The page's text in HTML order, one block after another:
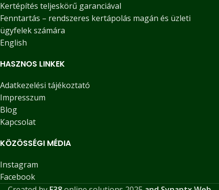
Kertépítés teljeskörű garanciával
Fenntartás – rendszeres kertápolás magán és üzleti
ügyfelek számára
English
HASZNOS LINKEK
Adatkezelési tájékoztató
Impresszum
Blog
Kapcsolat
KÖZÖSSÉGI MÉDIA
Instagram
Facebook